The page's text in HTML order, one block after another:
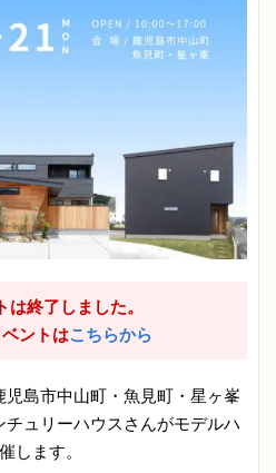
は終了しました。
ントはこちらから
島市中山町・魚見町・星ヶ峯
ュリーハウスさんがモデルハ
します。